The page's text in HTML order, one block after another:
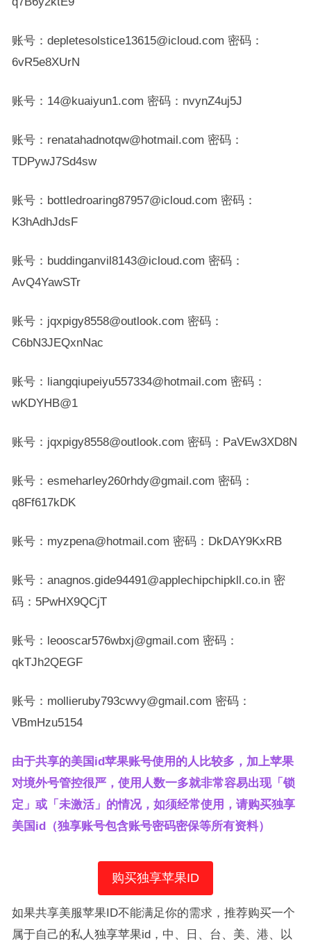
账号：depletesolstice13615@icloud.com 密码：
6vR5e8XUrN
账号：14@kuaiyun1.com 密码：nvynZ4uj5J
账号：renatahadnotqw@hotmail.com 密码：
TDPywJ7Sd4sw
账号：bottledroaring87957@icloud.com 密码：
K3hAdhJdsF
账号：buddinganvil8143@icloud.com 密码：
AvQ4YawSTr
账号：jqxpigy8558@outlook.com 密码：
C6bN3JEQxnNac
账号：liangqiupeiyu557334@hotmail.com 密码：
wKDYHB@1
账号：jqxpigy8558@outlook.com 密码：PaVEw3XD8N
账号：esmeharley260rhdy@gmail.com 密码：
q8Ff617kDK
账号：myzpena@hotmail.com 密码：DkDAY9KxRB
账号：anagnos.gide94491@applechipchipkll.co.in 密
码：5PwHX9QCjT
账号：leooscar576wbxj@gmail.com 密码：
qkTJh2QEGF
账号：mollieruby793cwvy@gmail.com 密码：
VBmHzu5154
由于共享的美国id苹果账号使用的人比较多，加上苹果
对境外号管控很严，使用人数一多就非常容易出现「锁
定」或「未激活」的情况，如须经常使用，请购买独享
美国id（独享账号包含账号密码密保等所有资料）
购买独享苹果ID
如果共享美服苹果ID不能满足你的需求，推荐购买一个
属于自己的私人独享苹果id，中、日、台、美、港、以